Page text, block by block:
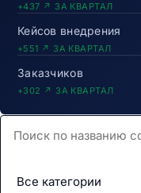
+437 ↗ ЗА КВАРТАЛ
Кейсов внедрения
+551 ↗ ЗА КВАРТАЛ
Заказчиков
+302 ↗ ЗА КВАРТАЛ